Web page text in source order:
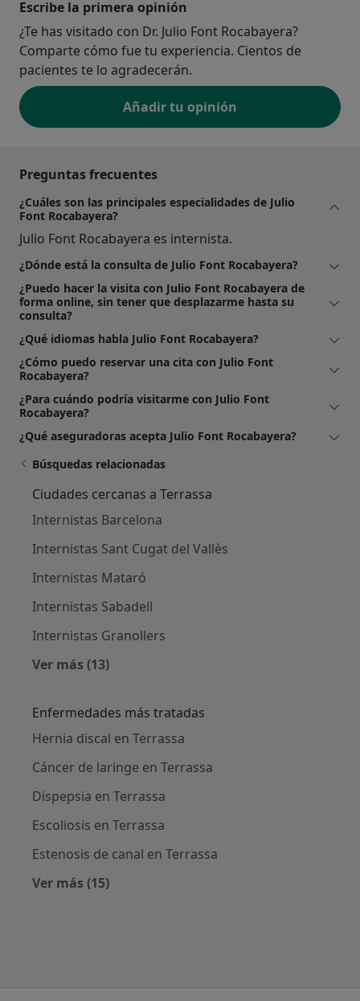
Escribe la primera opinión
¿Te has visitado con Dr. Julio Font Rocabayera?
Comparte cómo fue tu experiencia. Cientos de
pacientes te lo agradecerán.
Añadir tu opinión
Preguntas frecuentes
¿Cuáles son las principales especialidades de Julio
Font Rocabayera?
Julio Font Rocabayera es internista.
¿Dónde está la consulta de Julio Font Rocabayera?
¿Puedo hacer la visita con Julio Font Rocabayera de
forma online, sin tener que desplazarme hasta su
consulta?
¿Qué idiomas habla Julio Font Rocabayera?
¿Cómo puedo reservar una cita con Julio Font
Rocabayera?
¿Para cuándo podría visitarme con Julio Font
Rocabayera?
¿Qué aseguradoras acepta Julio Font Rocabayera?
Búsquedas relacionadas
Ciudades cercanas a Terrassa
Internistas Barcelona
Internistas Sant Cugat del Vallès
Internistas Mataró
Internistas Sabadell
Internistas Granollers
Ver más (13)
Enfermedades más tratadas
Hernia discal en Terrassa
Cáncer de laringe en Terrassa
Dispepsia en Terrassa
Escoliosis en Terrassa
Estenosis de canal en Terrassa
Ver más (15)